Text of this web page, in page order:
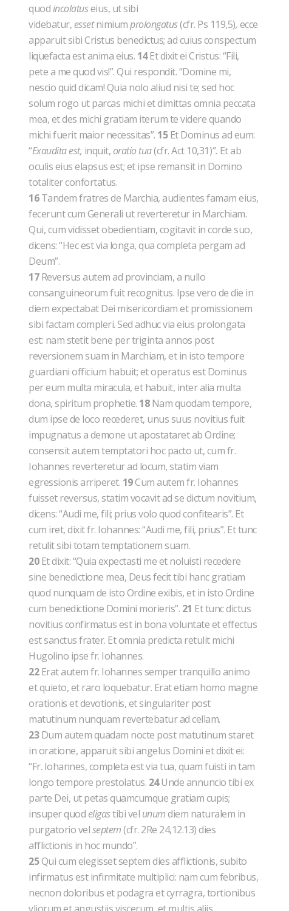
quodincolatuseius, ut sibi
videbatur, essetnimiumprolongatus(cfr. Ps 119,5), ecce
apparuit sibi Cristus benedictus; ad cuius conspectum
liquefacta est anima eius. 14Et dixit ei Cristus: “Fili,
pete a me quod vis!”. Qui respondit. “Domine mi,
nescio quid dicam! Quia nolo aliud nisi te; sed hoc
solum rogo ut parcas michi et dimittas omnia peccata
mea, et des michi gratiam iterum te videre quando
michi fuerit maior necessitas”. 15Et Dominus ad eum:
“Exaudita est, inquit, oratio tua(cfr. Act 10,31)”. Et ab
oculis eius elapsus est; et ipse remansit in Domino
totaliter confortatus.
16Tandem fratres de Marchia, audientes famam eius,
fecerunt cum Generali ut reverteretur in Marchiam.
Qui, cum vidisset obedientiam, cogitavit in corde suo,
dicens: “Hec est via longa, qua completa pergam ad
Deum”.
17Reversus autem ad provinciam, a nullo
consanguineorum fuit recognitus. Ipse vero de die in
diem expectabat Dei misericordiam et promissionem
sibi factam compleri. Sed adhuc via eius prolongata
est: nam stetit bene per triginta annos post
reversionem suam in Marchiam, et in isto tempore
guardiani officium habuit; et operatus est Dominus
per eum multa miracula, et habuit, inter alia multa
dona, spiritum prophetie. 18Nam quodam tempore,
dum ipse de loco recederet, unus suus novitius fuit
impugnatus a demone ut apostataret ab Ordine;
consensit autem temptatori hoc pacto ut, cum fr.
Iohannes reverteretur ad locum, statim viam
egressionis arriperet. 19Cum autem fr. Iohannes
fuisset reversus, statim vocavit ad se dictum novitium,
dicens: “Audi me, fili; prius volo quod confitearis”. Et
cum iret, dixit fr. Iohannes: “Audi me, fili, prius”. Et tunc
retulit sibi totam temptationem suam.
20Et dixit: “Quia expectasti me et noluisti recedere
sine benedictione mea, Deus fecit tibi hanc gratiam
quod nunquam de isto Ordine exibis, et in isto Ordine
cum benedictione Domini morieris”. 21 Et tunc dictus
novitius confirmatus est in bona voluntate et effectus
est sanctus frater. Et omnia predicta retulit michi
Hugolino ipse fr. Iohannes.
22Erat autem fr. Iohannes semper tranquillo animo
et quieto, et raro loquebatur. Erat etiam homo magne
orationis et devotionis, et singulariter post
matutinum nunquam revertebatur ad cellam.
23Dum autem quadam nocte post matutinum staret
in oratione, apparuit sibi angelus Domini et dixit ei:
“Fr. Iohannes, completa est via tua, quam fuisti in tam
longo tempore prestolatus. 24Unde annuncio tibi ex
parte Dei, ut petas quamcumque gratiam cupis;
insuper quod eligastibi vel unumdiem naturalem in
purgatorio velseptem(cfr. 2Re 24,12.13)dies
afflictionis in hoc mundo”.
25Qui cum elegisset septem dies afflictionis, subito
infirmatus est infirmitate multiplici: nam cum febribus,
necnon doloribus et podagra et cyrragra, tortionibus